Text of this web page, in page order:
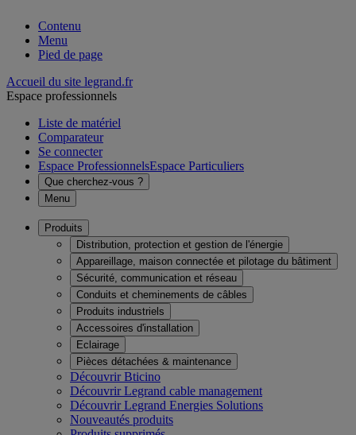
Contenu
Menu
Pied de page
Accueil du site legrand.fr
Espace professionnels
Liste de matériel
Comparateur
Se connecter
Espace ProfessionnelsEspace Particuliers
Que cherchez-vous ?
Menu
Produits
Distribution, protection et gestion de l'énergie
Appareillage, maison connectée et pilotage du bâtiment
Sécurité, communication et réseau
Conduits et cheminements de câbles
Produits industriels
Accessoires d'installation
Eclairage
Pièces détachées & maintenance
Découvrir Bticino
Découvrir Legrand cable management
Découvrir Legrand Energies Solutions
Nouveautés produits